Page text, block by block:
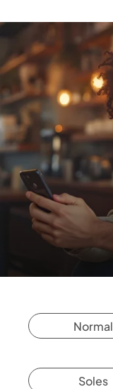
Normal
Soles